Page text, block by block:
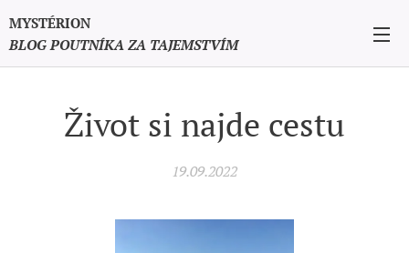
MYSTÉRION
BLOG POUTNÍKA ZA TAJEMSTVÍM
Život si najde cestu
19.09.2022